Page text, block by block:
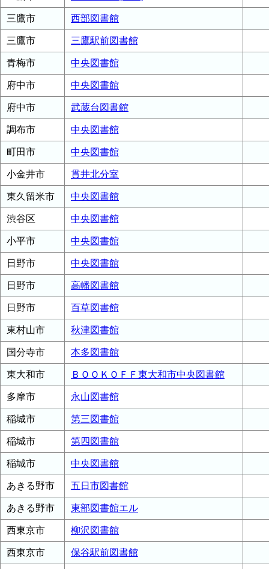
三鷹市 西部図書館
三鷹市 三鷹駅前図書館
青梅市 中央図書館
府中市 中央図書館
府中市 武蔵台図書館
調布市 中央図書館
町田市 中央図書館
小金井市 貫井北分室
東久留米市 中央図書館
渋谷区 中央図書館
小平市 中央図書館
日野市 中央図書館
日野市 高幡図書館
日野市 百草図書館
東村山市 秋津図書館
国分寺市 本多図書館
東大和市 ＢＯＯＫＯＦＦ東大和市中央図書館
多摩市 永山図書館
稲城市 第三図書館
稲城市 第四図書館
稲城市 中央図書館
あきる野市 五日市図書館
あきる野市 東部図書館エル
西東京市 柳沢図書館
西東京市 保谷駅前図書館